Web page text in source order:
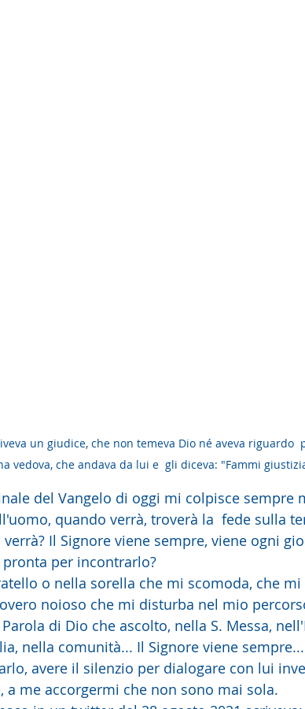
un giudice, che non temeva Dio né aveva riguardo
vedova, che andava da lui e  gli diceva: "Fammi
finale del Vangelo di oggi mi colpisce sempre
quando verrà, troverà la  fede sulla
Il Signore viene sempre, viene ogni
per incontrarlo?
o nella sorella che mi scomoda, che
noioso che mi disturba nel mio
di Dio che ascolto, nella S. Messa,
nella comunità... Il Signore viene
avere il silenzio per dialogare con lui
a me accorgermi che non sono mai sola.